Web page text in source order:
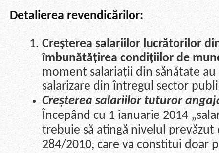
Detalierea revendicărilor:
Creșterea salariilor lucrătorilor
îmbunătățirea condițiilor de
moment salariații din sănătate au
salarizare din întregul sector
Creșterea salariilor tuturor
Începând cu 1 ianuarie 2014
trebuie să atingă nivelul prevăzut
284/2010, care va constitui doar